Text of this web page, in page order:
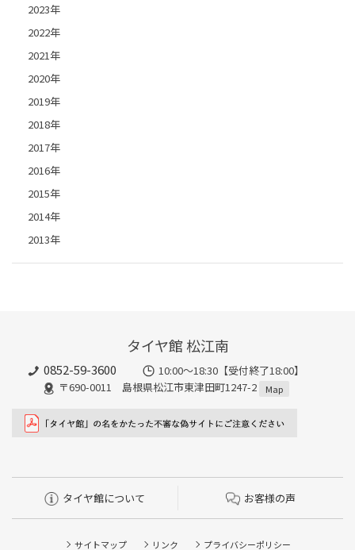
2023年
2022年
2021年
2020年
2019年
2018年
2017年
2016年
2015年
2014年
2013年
タイヤ館 松江南
0852-59-3600
10:00～18:30【受付終了18:00】
〒690-0011 島根県松江市東津田町1247-2
Map
タイヤ館について お客様の声
サイトマップ リンク プライバシーポリシー